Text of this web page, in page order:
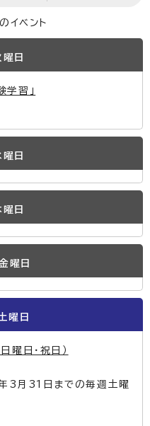
ベント
曜日
学習」
曜日
曜日
曜日
曜日
曜日・祝日）
月31日までの毎週土曜